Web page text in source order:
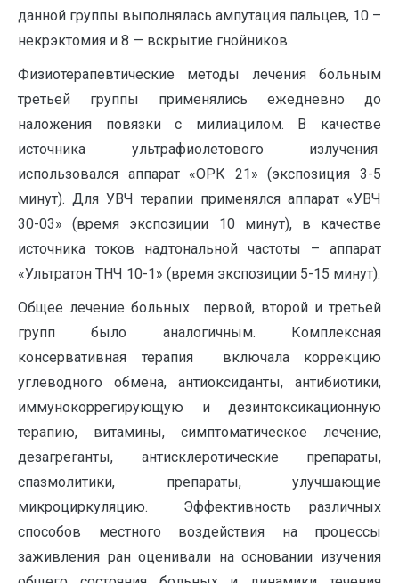
данной группы выполнялась ампутация пальцев, 10 –
некрэктомия и 8 — вскрытие гнойников.
Физиотерапевтические методы лечения больным
третьей группы применялись ежедневно до
наложения повязки с милиацилом. В качестве
источника ультрафиолетового излучения
использовался аппарат «ОРК 21» (экспозиция 3-5
минут). Для УВЧ терапии применялся аппарат «УВЧ
30-03» (время экспозиции 10 минут), в качестве
источника токов надтональной частоты – аппарат
«Ультратон ТНЧ 10-1» (время экспозиции 5-15 минут).
Общее лечение больных первой, второй и третьей
групп было аналогичным. Комплексная
консервативная терапия включала коррекцию
углеводного обмена, антиоксиданты, антибиотики,
иммунокоррегирующую и дезинтоксикационную
терапию, витамины, симптоматическое лечение,
дезагреганты, антисклеротические препараты,
спазмолитики, препараты, улучшающие
микроциркуляцию. Эффективность различных
способов местного воздействия на процессы
заживления ран оценивали на основании изучения